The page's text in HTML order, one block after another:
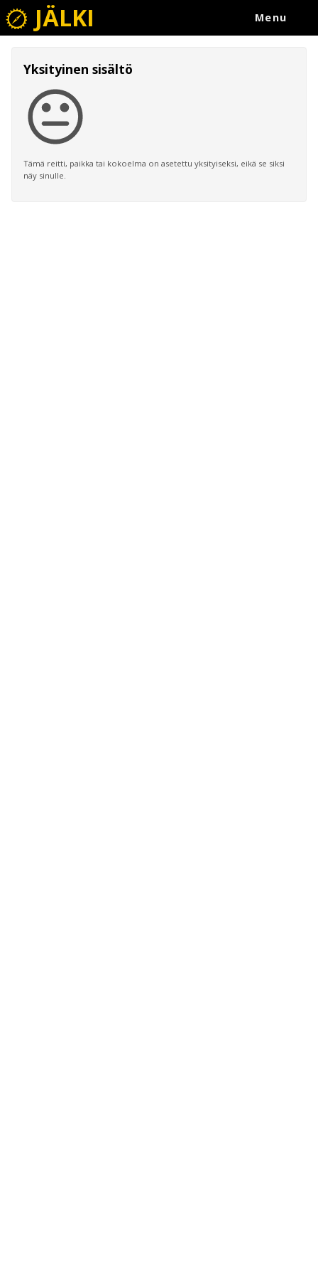
JÄLKI Menu
Yksityinen sisältö
Tämä reitti, paikka tai kokoelma on asetettu yksityiseksi, eikä se siksi
näy sinulle.